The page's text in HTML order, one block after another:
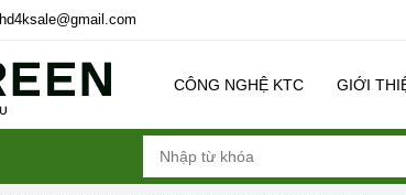
hd4ksale@gmail.com
CÔNG NGHỆ KTC GIỚI